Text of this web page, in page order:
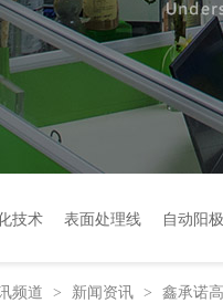
技术 表面处理线 自动阳
频道 > 新闻资讯 > 鑫承诺